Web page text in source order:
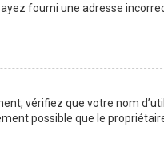
fourni une adresse
vérifiez que votre nom
possible que le